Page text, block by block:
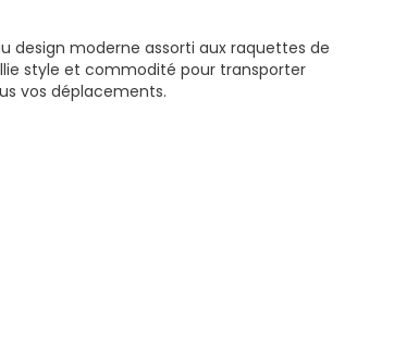
au design moderne assorti aux raquettes de
style et commodité pour transporter
vos déplacements.